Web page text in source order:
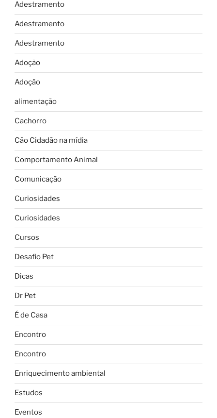
Adestramento
Adestramento
Adestramento
Adoção
Adoção
alimentação
Cachorro
Cão Cidadão na mídia
Comportamento Animal
Comunicação
Curiosidades
Curiosidades
Cursos
Desafio Pet
Dicas
Dr Pet
É de Casa
Encontro
Encontro
Enriquecimento ambiental
Estudos
Eventos